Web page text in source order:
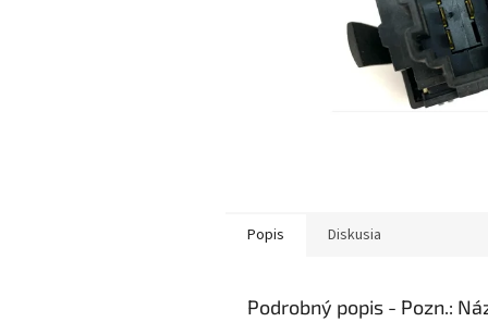
Popis Diskusia
Podrobný popis